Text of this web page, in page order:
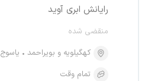
رایانش ابری آوید
منقضی شده
کهگیلویه و بویراحمد
یاسوج
تمام وقت